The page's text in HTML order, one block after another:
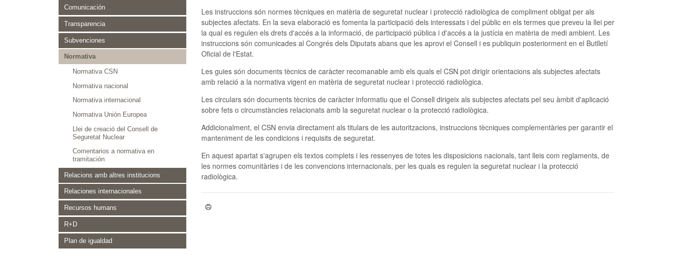
Comunicación
Transparencia
Subvenciones
Normativa
Normativa CSN
Normativa nacional
Normativa internacional
Normativa Unión Europea
Llei de creació del Consell de
Seguretat Nuclear
Comentarios a normativa en
tramitación
Relacions amb altres institucions
Relaciones internacionales
Recursos humans
R+D
Plan de igualdad
Les instruccions són normes tècniques en matèria de seguretat nuclear i protecció radiològica de compliment obligat per als
subjectes afectats. En la seva elaboració es fomenta la participació dels interessats i del públic en els termes que preveu la llei per
la qual es regulen els drets d'accés a la informació, de participació pública i d'accés a la justícia en matèria de medi ambient. Les
instruccions són comunicades al Congrés dels Diputats abans que les aprovi el Consell i es publiquin posteriorment en el Butlletí
Oficial de l'Estat.
Les guies són documents tècnics de caràcter recomanable amb els quals el CSN pot dirigir orientacions als subjectes afectats
amb relació a la normativa vigent en matèria de seguretat nuclear i protecció radiològica.
Les circulars són documents tècnics de caràcter informatiu que el Consell dirigeix als subjectes afectats pel seu àmbit d'aplicació
sobre fets o circumstàncies relacionats amb la seguretat nuclear o la protecció radiològica.
Addicionalment, el CSN envia directament als titulars de les autoritzacions, instruccions tècniques complementàries per garantir el
manteniment de les condicions i requisits de seguretat.
En aquest apartat s'agrupen els textos complets i les ressenyes de totes les disposicions nacionals, tant lleis com reglaments, de
les normes comunitàries i de les convencions internacionals, per les quals es regulen la seguretat nuclear i la protecció
radiològica.